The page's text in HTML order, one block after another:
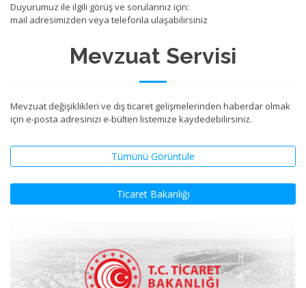
Mevzuat Servisi
Mevzuat değişiklikleri ve dış ticaret gelişmelerinden haberdar olmak
için e-posta adresinizi e-bülten listemize kaydedebilirsiniz.
Tümünü Görüntüle
Ticaret Bakanlığı
Duyurumuz ile ilgili görüş ve sorularınız için:
mail adresimizden veya telefonla ulaşabilirsiniz